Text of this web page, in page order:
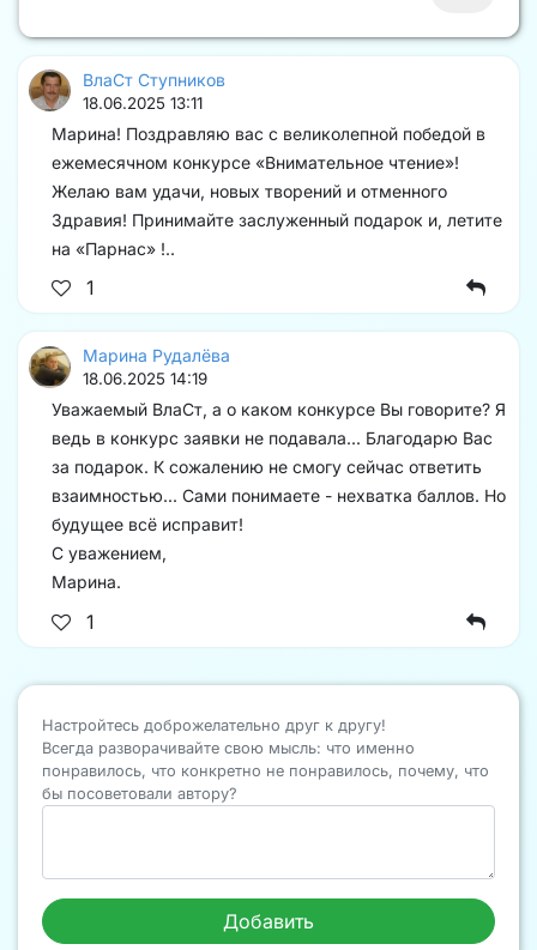
ВлаСт Ступников
18.06.2025 13:11
Марина! Поздравляю вас с великолепной победой в
ежемесячном конкурсе «Внимательное чтение»!
Желаю вам удачи, новых творений и отменного
Здравия! Принимайте заслуженный подарок и, летите
на «Парнас» !..
1
Марина Рудалёва
18.06.2025 14:19
Уважаемый ВлаСт, а о каком конкурсе Вы говорите? Я
ведь в конкурс заявки не подавала... Благодарю Вас
за подарок. К сожалению не смогу сейчас ответить
взаимностью... Сами понимаете - нехватка баллов. Но
будущее всё исправит!
С уважением,
Марина.
1
Настройтесь доброжелательно друг к другу!
Всегда разворачивайте свою мысль: что именно
понравилось, что конкретно не понравилось, почему, что
бы посоветовали автору?